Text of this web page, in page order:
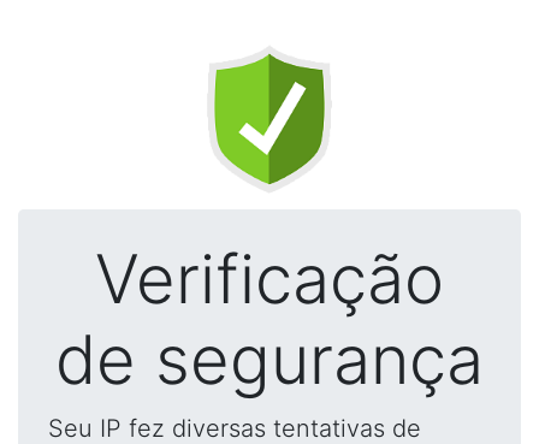
Verificação
de segurança
Seu IP fez diversas tentativas de